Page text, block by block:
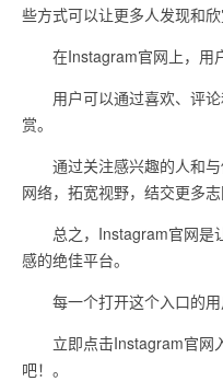
些方式可以让更多人发现和欣
在Instagram官网上，用户
用户可以通过喜欢、评论
赏。
通过关注感兴趣的人和与
网络，拓宽视野，结交更多志
总之，Instagram官网是
感的绝佳平台。
每一个打开这个入口的用
立即点击Instagram官网
吧！。